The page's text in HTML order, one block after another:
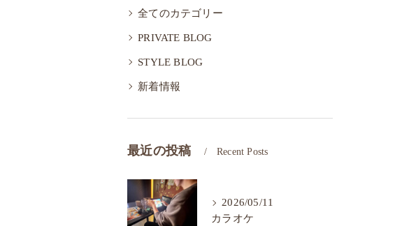
全てのカテゴリー
PRIVATE BLOG
STYLE BLOG
新着情報
最近の投稿 Recent Posts
2026/05/11
カラオケ